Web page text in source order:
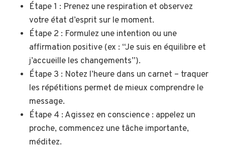
Étape 1 : Prenez une respiration et observez
votre état d’esprit sur le moment.
Étape 2 : Formulez une intention ou une
affirmation positive (ex : “Je suis en équilibre et
j’accueille les changements”).
Étape 3 : Notez l’heure dans un carnet – traquer
les répétitions permet de mieux comprendre le
message.
Étape 4 : Agissez en conscience : appelez un
proche, commencez une tâche importante,
méditez.